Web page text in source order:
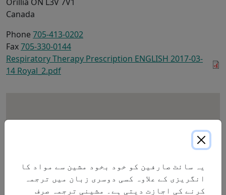
Canada
Phone 705-413-0202
Fax705-330-0144
Respiratory Therapy Prescription ENGLISH 2017-03-
14 Royal_2.pdf
یہ سائٹ صارفین کو خود بخود مشین سے مواد کا
انگریزی کے علاوہ کسی دوسری زبان میں ترجمہ
کرنے کی اجازت دیتی ہے۔ مشینی ترجمہ صرف